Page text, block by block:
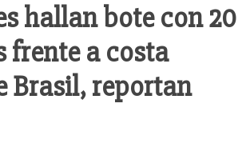
hallan bote con 20
frente a costa
Brasil, reportan